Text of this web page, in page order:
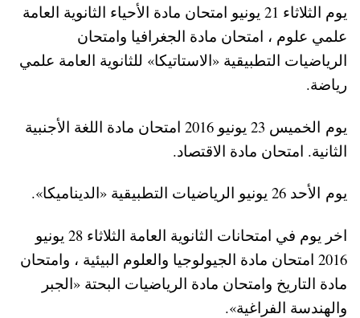
يوم الثلاثاء 21 يونيو امتحان مادة الأحياء الثانوية العامة
علمي علوم ، امتحان مادة الجغرافيا وامتحان
الرياضيات التطبيقية «الاستاتيكا» للثانوية العامة علمي
رياضة.
يوم الخميس 23 يونيو 2016 امتحان مادة اللغة الأجنبية
الثانية. امتحان مادة الاقتصاد.
يوم الأحد 26 يونيو الرياضيات التطبيقية «الديناميكا».
اخر يوم في امتحانات الثانوية العامة الثلاثاء 28 يونيو
2016 امتحان مادة الجيولوجيا والعلوم البيئية ، وامتحان
مادة التاريخ وامتحان مادة الرياضيات البحتة «الجبر
والهندسة الفراغية».